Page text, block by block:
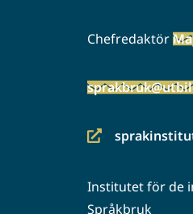
Chefredaktör
(siirryt
palveluun)
Institutet för de
Språkbruk